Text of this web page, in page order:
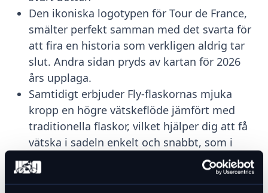
Den ikoniska logotypen för Tour de France,
smälter perfekt samman med det svarta för
att fira en historia som verkligen aldrig tar
slut. Andra sidan pryds av kartan för 2026
års upplaga.
Samtidigt erbjuder Fly-flaskornas mjuka
kropp en högre vätskeflöde jämfört med
traditionella flaskor, vilket hjälper dig att få
vätska i sadeln enkelt och snabbt, som i
tävlingssituationer.
Begränsad upplaga!